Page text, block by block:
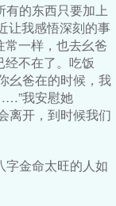
有的东西只要加上
让我感悟深刻的事
一样，也去幺爸
不在了。吃饭
幺爸在的时候，我
我安慰她
离开，到时候我们
字金命太旺的人如